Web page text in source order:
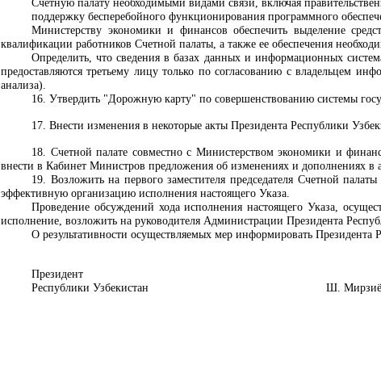
Счетную палату необходимыми видами связи, включая
поддержку бесперебойного функционирования программного
Министерству экономики и финансов обеспечить выделение
квалификации работников Счетной палаты, а также ее обеспечения
Определить, что сведения в базах данных и информационных
предоставляются третьему лицу только по согласованию с владельцем
анализа).
16. Утвердить "Дорожную карту" по совершенствованию системы
17. Внести изменения в некоторые акты Президента Республики
18. Счетной палате совместно с Министерством экономики и
внести в Кабинет Министров предложения об изменениях и дополнениях в
19. Возложить на первого заместителя председателя Счетной
эффективную организацию исполнения настоящего Указа.
Проведение обсуждений хода исполнения настоящего Указа,
исполнение, возложить на руководителя Администрации Президента
О результативности осуществляемых мер информировать Президента
Президент
Республики Узбекистан Ш.